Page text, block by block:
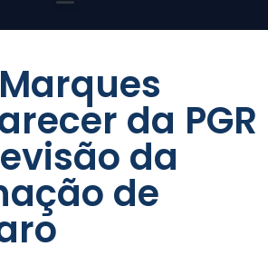
da PGR
da
de